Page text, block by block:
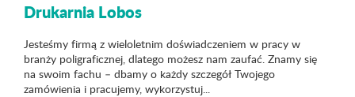
Drukarnia Lobos
Jesteśmy firmą z wieloletnim doświadczeniem w pracy w
branży poligraficznej, dlatego możesz nam zaufać. Znamy się
na swoim fachu – dbamy o każdy szczegół Twojego
zamówienia i pracujemy, wykorzystuj...